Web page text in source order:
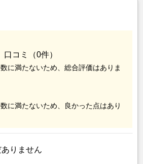
産を残しておけないと考えて売却
口コミ（0件）
に満たないため、総合評価はありま
に満たないため、良かった点はあり
りません